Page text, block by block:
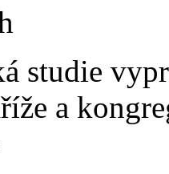
studie
a